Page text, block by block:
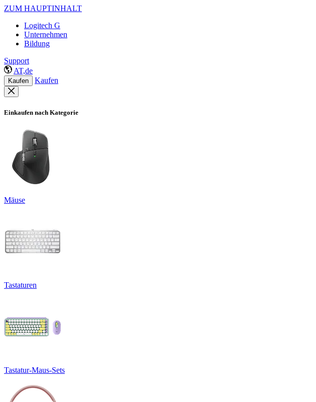
ZUM HAUPTINHALT
Logitech G
Unternehmen
Bildung
Support
AT,de
Kaufen Kaufen
Einkaufen nach Kategorie
Mäuse
Tastaturen
Tastatur-Maus-Sets